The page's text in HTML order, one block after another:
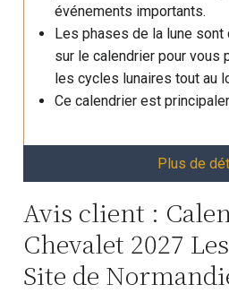
événements importants.
Les phases de la lune
sur le calendrier pour vous
les cycles lunaires tout au
Ce calendrier est
Plus de
Avis client :
Chevalet 2027
Site de